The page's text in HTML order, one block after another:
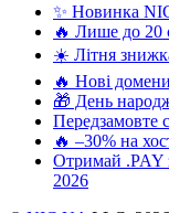
✨ Новинка
🔥 Лише до 20
☀️ Літня
🔥 Нові
🎁 День
Передзамовте
🔥 –30% на
Отримай .PAY
2026